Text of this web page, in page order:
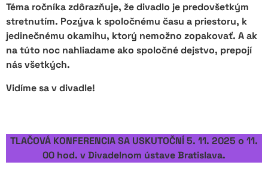
Téma ročníka zdôrazňuje, že divadlo je predovšetkým
stretnutím. Pozýva k spoločnému času a priestoru, k
jedinečnému okamihu, ktorý nemožno zopakovať. A ak
na túto noc nahliadame ako spoločné dejstvo, prepojí
nás všetkých.
Vidíme sa v divadle!
TLAČOVÁ KONFERENCIA SA USKUTOČNÍ 5. 11. 2025 o 11.
00 hod. v Divadelnom ústave Bratislava.